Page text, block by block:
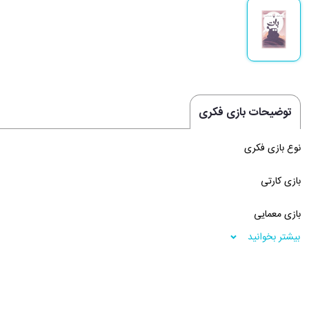
توضیحات بازی فکری
نوع بازی فکری
بازی کارتی
بازی معمایی
مناسب رده سنی
بیشتر بخوانید